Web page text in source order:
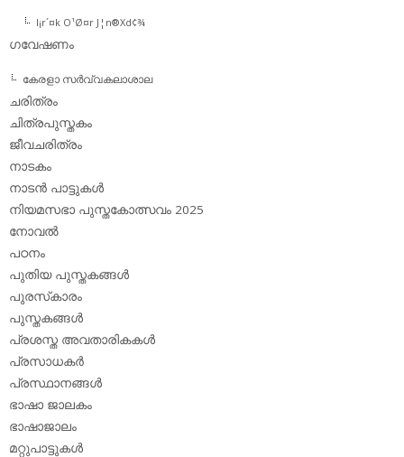
l¡r´¤k O¹Ø¤r J¦n®Xd¢¾
ഗവേഷണം
കേരളാ സര്‍വ്വകലാശാല
ചരിത്രം
ചിത്രപുസ്തകം
ജീവചരിത്രം
നാടകം
നാടന്‍ പാട്ടുകള്‍
നിയമസഭാ പുസ്തകോത്സവം 2025
നോവല്‍
പഠനം
പുതിയ പുസ്തകങ്ങള്‍
പുരസ്‌കാരം
പുസ്തകങ്ങള്‍
പ്രശസ്ത അവതാരികകള്‍
പ്രസാധകര്‍
പ്രസ്ഥാനങ്ങള്‍
ഭാഷാ ജാലകം
ഭാഷാജാലം
മറ്റുപാട്ടുകള്‍